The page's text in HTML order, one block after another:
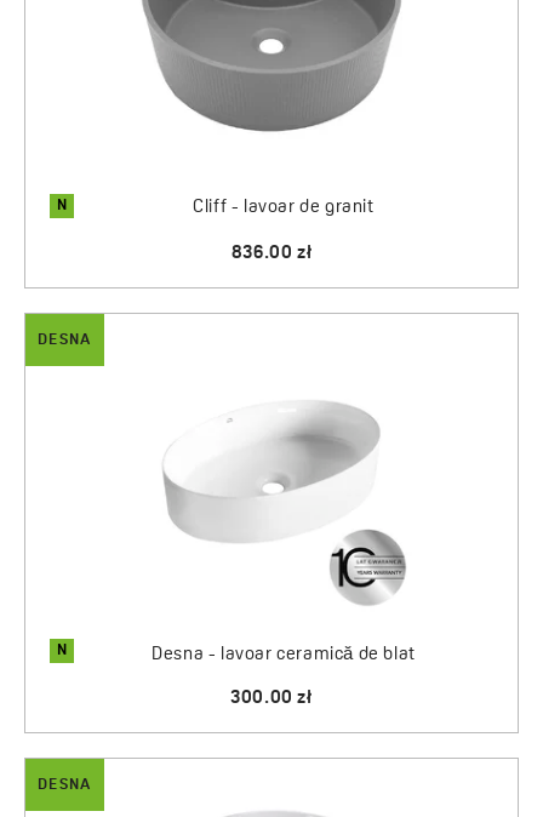
N Cliff - lavoar de granit
836.00 zł
DESNA
N Desna - lavoar ceramică de blat
300.00 zł
DESNA